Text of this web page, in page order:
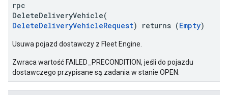
rpc
DeleteDeliveryVehicle(
DeleteDeliveryVehicleRequest) returns (Empty)
Usuwa pojazd dostawczy z Fleet Engine.
Zwraca wartość FAILED_PRECONDITION, jeśli do pojazdu
dostawczego przypisane są zadania w stanie OPEN.